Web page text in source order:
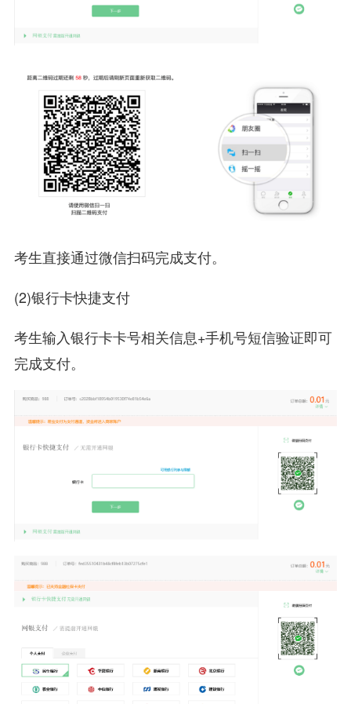
考生直接通过微信扫码完成支付。
(2)银行卡快捷支付
考生输入银行卡卡号相关信息+手机号短信验证即可
完成支付。